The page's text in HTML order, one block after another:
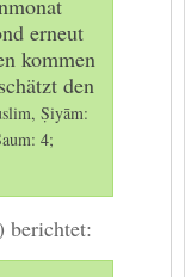
erneut
kommen
den
Ṣiyām:
4;
berichtet: